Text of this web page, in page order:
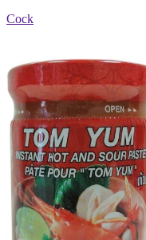
Cock